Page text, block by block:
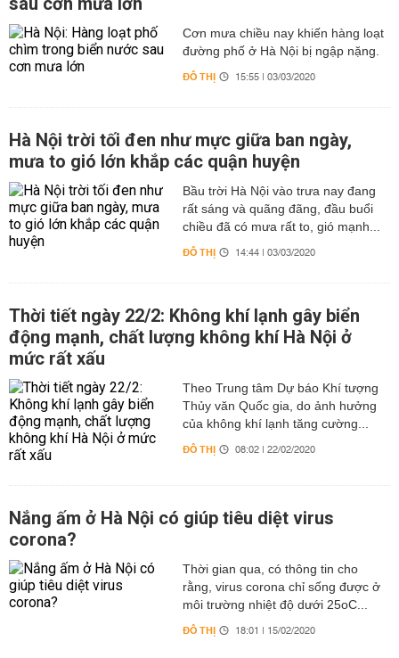
Cơn mưa chiều nay khiến hàng loạt
đường phố ở Hà Nội bị ngập nặng.
ĐÔ THỊ 15:55 | 03/03/2020
Hà Nội trời tối đen như mực giữa ban ngày,
mưa to gió lớn khắp các quận huyện
Bầu trời Hà Nội vào trưa nay đang
rất sáng và quãng đãng, đầu buổi
chiều đã có mưa rất to, gió mạnh...
ĐÔ THỊ 14:44 | 03/03/2020
Thời tiết ngày 22/2: Không khí lạnh gây biển
động mạnh, chất lượng không khí Hà Nội ở
mức rất xấu
Theo Trung tâm Dự báo Khí tượng
Thủy văn Quốc gia, do ảnh hưởng
của không khí lạnh tăng cường...
ĐÔ THỊ 08:02 | 22/02/2020
Nắng ấm ở Hà Nội có giúp tiêu diệt virus
corona?
Thời gian qua, có thông tin cho
rằng, virus corona chỉ sống được ở
môi trường nhiệt độ dưới 25oC...
ĐÔ THỊ 18:01 | 15/02/2020